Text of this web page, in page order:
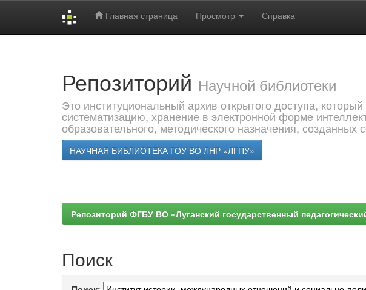
Главная страница Просмотр Справка
Репозиторий Научной библиотеки
Это институциональный архив открытого доступа,
систематизацию, хранение в электронной форме
образовательного, методического назначения, созданных
НАУЧНАЯ БИБЛИОТЕКА ГОУ ВО ЛНР «ЛГПУ»
Репозиторий ФГБУ ВО «Луганский государственный
Поиск